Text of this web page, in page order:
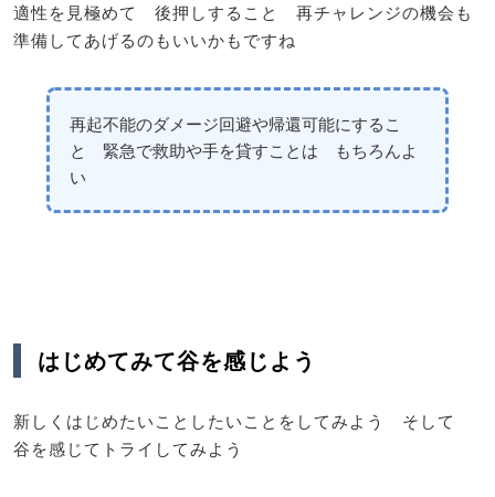
適性を見極めて 後押しすること 再チャレンジの機会も
準備してあげるのもいいかもですね
再起不能のダメージ回避や帰還可能にするこ
と 緊急で救助や手を貸すことは もちろんよ
い
はじめてみて谷を感じよう
新しくはじめたいことしたいことをしてみよう そして
谷を感じてトライしてみよう